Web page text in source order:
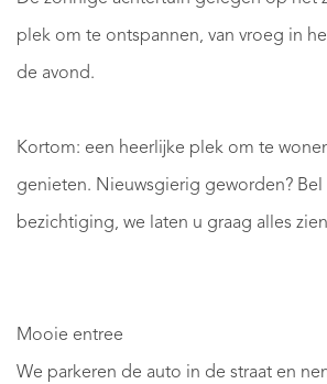
plek om te ontspannen, van vroeg in
de avond.
Kortom: een heerlijke plek om te
genieten. Nieuwsgierig geworden? Bel
bezichtiging, we laten u graag alles
Mooie entree
We parkeren de auto in de straat en